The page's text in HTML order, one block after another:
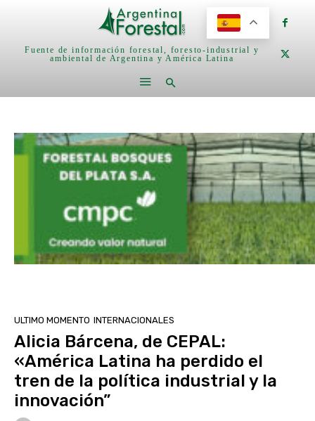
Fuente de información forestal, foresto-industrial y
ambiental de Argentina y América Latina
ULTIMO MOMENTO INTERNACIONALES
Alicia Bárcena, de CEPAL:
«América Latina ha perdido el
tren de la política industrial y la
innovación”